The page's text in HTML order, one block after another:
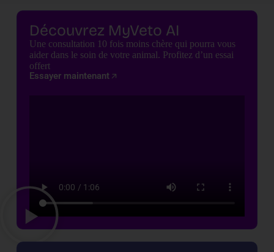
Découvrez MyVeto AI
Une consultation 10 fois moins chère qui pourra vous
aider dans le soin de votre animal. Profitez d’un essai
offert
Essayer maintenant